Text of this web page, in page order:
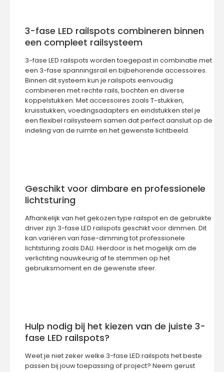
3-fase LED railspots combineren binnen
een compleet railsysteem
3-fase LED railspots worden toegepast in combinatie met
een 3-fase spanningsrail en bijbehorende accessoires.
Binnen dit systeem kun je railspots eenvoudig
combineren metrechte rails, bochten en diverse
koppelstukken. Met accessoires zoals T-stukken,
kruisstukken, voedingsadapters en eindstukken stel je
een flexibel railsysteem samen dat perfect aansluit op de
indeling van de ruimte en het gewenste lichtbeeld.
Geschikt voor dimbare en professionele
lichtsturing
Afhankelijk van het gekozen type railspot en de gebruikte
driver zijn 3-fase LED railspots geschikt voor dimmen. Dit
kan variëren van fase-dimming tot professionele
lichtsturing zoals DALI. Hierdoor is het mogelijk om de
verlichting nauwkeurig af te stemmen op het
gebruiksmoment en de gewenste sfeer.
Hulp nodig bij het kiezen van de juiste 3-
fase LED railspots?
Weet je niet zeker welke 3-fase LED railspots het beste
passen bij jouw toepassing of project? Neem gerust